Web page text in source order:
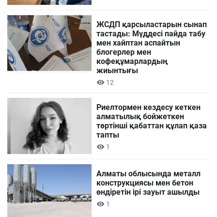
ЖСДП қарсыластарын сынап
тастады: Мүддесі пайда табу
мен хайптан аспайтын
блогерлер мен
кофеқұмарлардың
жиынтығы
12
Риелтормен кездесу кеткен
алматылық бойжеткен
төртінші қабаттан құлап қаза
тапты
1
Алматы облысында металл
конструкциясы мен бетон
өндіретін ірі зауыт ашылды
1